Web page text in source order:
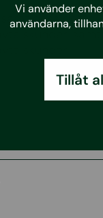
Vi använder
användarna,
Tillåt
*samt dess
avtalskunder,